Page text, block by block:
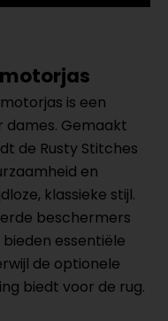
is een
dames. Gemaakt
de Rusty Stitches
en
klassieke stijl.
beschermers
essentiële
de optionele
biedt voor de rug.